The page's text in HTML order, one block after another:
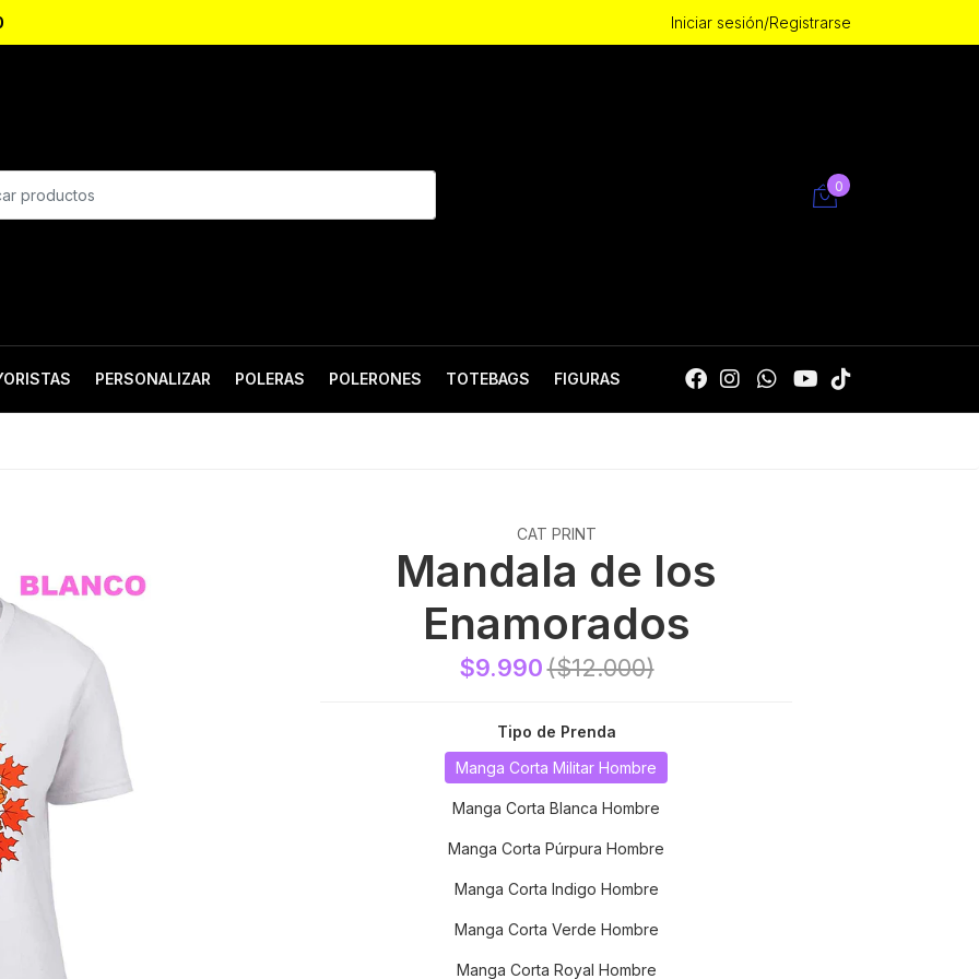
Iniciar sesión/Registrarse
0
PERSONALIZAR POLERAS POLERONES TOTEBAGS FIGURAS
CAT PRINT
Mandala de los
Enamorados
$9.990($12.000)
Tipo de Prenda
Manga Corta Militar Hombre
Manga Corta Blanca Hombre
Manga Corta Púrpura Hombre
Manga Corta Indigo Hombre
Manga Corta Verde Hombre
Manga Corta Royal Hombre